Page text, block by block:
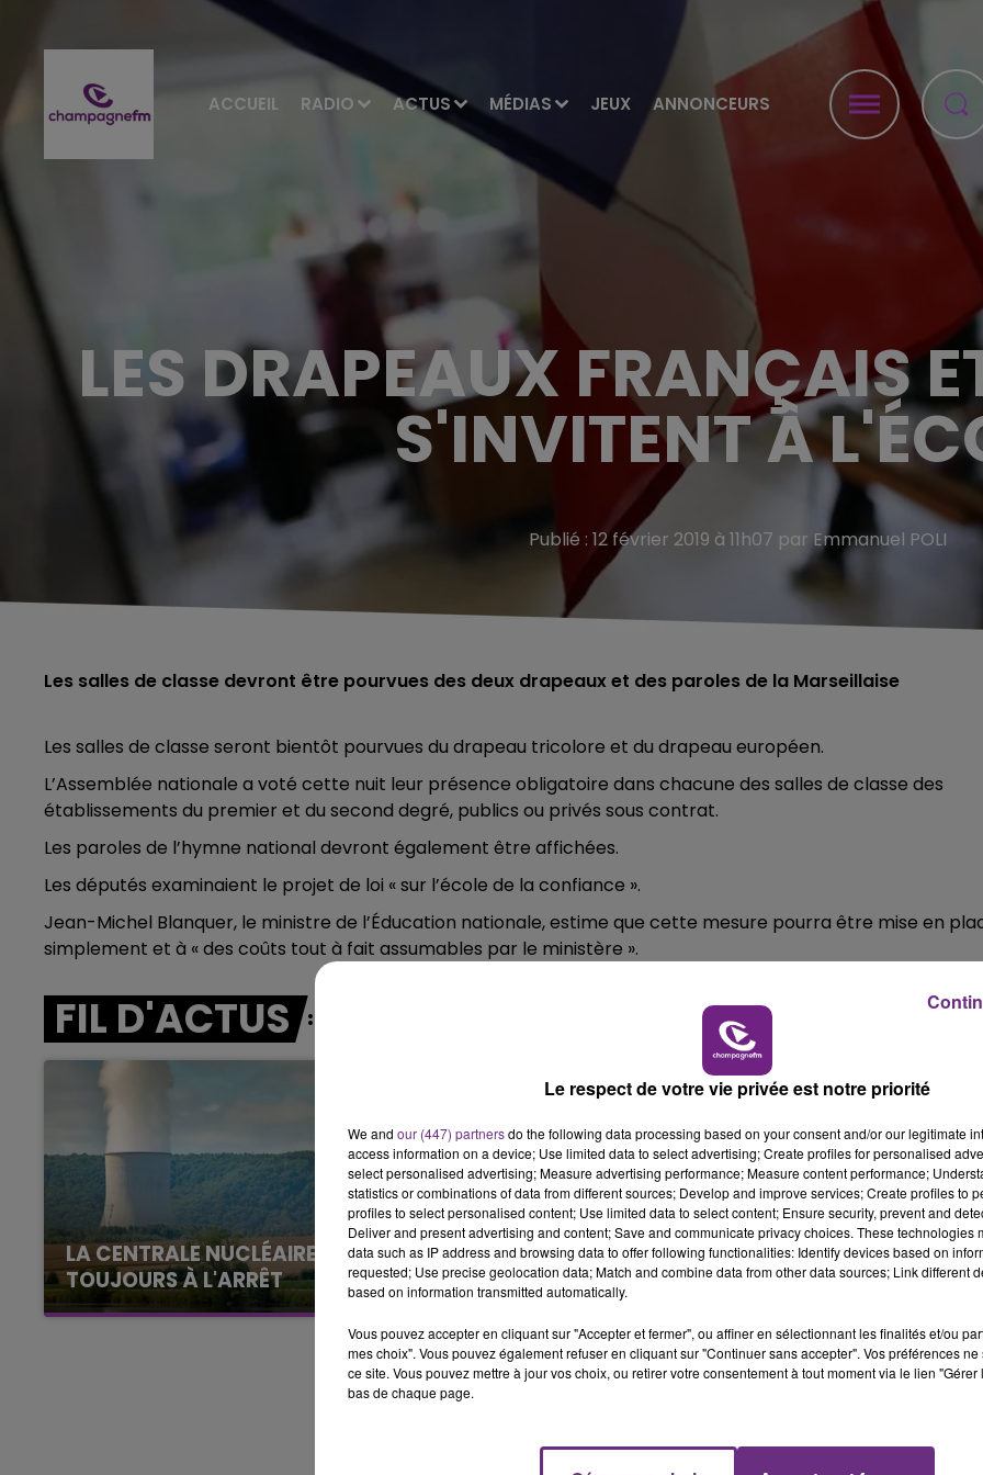
ACCUEIL RADIO ACTUS MÉDIAS JEUX ANNONCEURS
16h00 - 20h00
LE WEEK-END CHAMPAGNE FM
LES DRAPEAUX FRANÇAIS
S'INVITENT À
Publié : 12 février 2019 à 11h07 par Emmanuel POLI
Les salles de classe devront être pourvues des deux drapeaux et des paroles de la Marseillaise
Les salles de classe seront bientôt pourvues du drapeau tricolore et du drapeau européen.
L’Assemblée nationale a voté cette nuit leur présence obligatoire dans chacune des salles de classe des
établissements du premier et du second degré, publics ou privés sous contrat.
Les paroles de l’hymne national devront également être affichées.
Les députés examinaient le projet de loi « sur l’école de la confiance ».
Jean-Michel Blanquer, le ministre de l’Éducation nationale, estime que cette mesure pourra être mise en
simplement et à « des coûts tout à fait assumables par le ministère ».
FIL D'ACTUS
LA CENTRALE NUCLÉAIRE DE CHOOZ
TOUJOURS À L'ARRÊT
Cela fait déjà une semaine que la centrale
nucléaire ardennaise est à l'arrêt. Une situation
justifiée par la sécheresse intense qui est
LE MAGASIN JOUÉCLUB DE REIMS FERME
SES PORTES
C'était l'une des institutions du centre-ville
rémois. Le magasin JouéClub est contraint de
fermer ses portes.
Le respect de votre vie privée est notre priorité
We and our (447) partnersdo the following data processing based on your consent and/or our legitimate
access information on a device; Use limited data to select advertising; Create profiles for personalised
select personalised advertising; Measure advertising performance; Measure content performance;
statistics or combinations of data from different sources; Develop and improve services; Create profiles to
profiles to select personalised content; Use limited data to select content; Ensure security, prevent and
Deliver and present advertising and content; Save and communicate privacy choices. These technologies
data such as IP address and browsing data to offer following functionalities: Identify devices based on
requested; Use precise geolocation data; Match and combine data from other data sources; Link different
based on information transmitted automatically.
Vous pouvez accepter en cliquant sur "Accepter et fermer", ou affiner en sélectionnant les finalités et/ou
mes choix". Vous pouvez également refuser en cliquant sur "Continuer sans accepter". Vos préférences
ce site. Vous pouvez mettre à jour vos choix, ou retirer votre consentement à tout moment via le lien
bas de chaque page.